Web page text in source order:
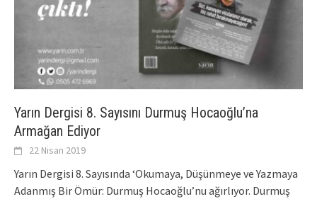
Yarın Dergisi 8. Sayısını Durmuş Hocaoğlu’na
Armağan Ediyor
22 Nisan 2019
Yarın Dergisi 8. Sayısında ‘Okumaya, Düşünmeye ve Yazmaya
Adanmış Bir Ömür: Durmuş Hocaoğlu’nu ağırlıyor. Durmuş